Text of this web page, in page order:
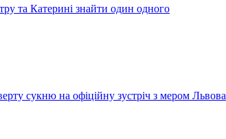
та Катерині знайти один одного
сукню на офіційну зустріч з мером Львова